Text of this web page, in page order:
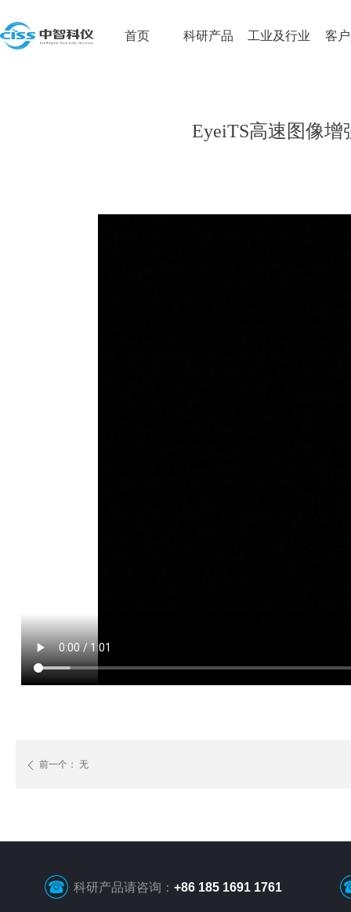
首页 科研产品 工业及行业 客
EyeiTS高速图像
ꄴ 前一个： 无
科研产品请咨询： +86 185 1691 1761